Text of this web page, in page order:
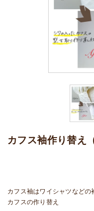
カフス袖作り替え
カフス袖はワイシャツなどの
カフスの作り替え